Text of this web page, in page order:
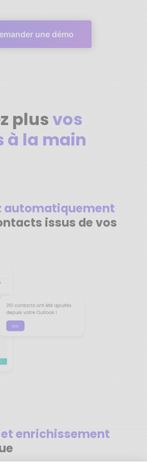
une démo
plusvos
à la main
automatiquement
issus de vos
enrichissement